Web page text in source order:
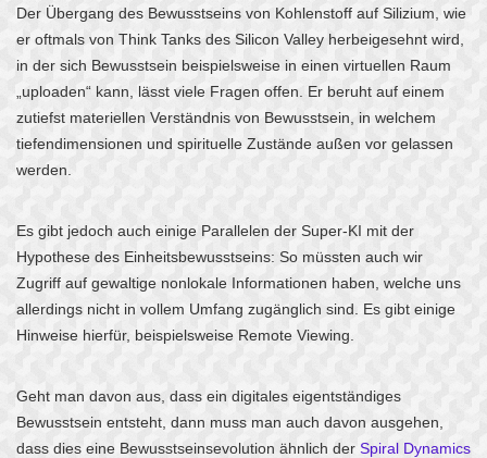
Der Übergang des Bewusstseins von Kohlenstoff auf Silizium, wie
er oftmals von Think Tanks des Silicon Valley herbeigesehnt wird,
in der sich Bewusstsein beispielsweise in einen virtuellen Raum
„uploaden“ kann, lässt viele Fragen offen. Er beruht auf einem
zutiefst materiellen Verständnis von Bewusstsein, in welchem
tiefendimensionen und spirituelle Zustände außen vor gelassen
werden.
Es gibt jedoch auch einige Parallelen der Super-KI mit der
Hypothese des Einheitsbewusstseins: So müssten auch wir
Zugriff auf gewaltige nonlokale Informationen haben, welche uns
allerdings nicht in vollem Umfang zugänglich sind. Es gibt einige
Hinweise hierfür, beispielsweise Remote Viewing.
Geht man davon aus, dass ein digitales eigentständiges
Bewusstsein entsteht, dann muss man auch davon ausgehen,
dass dies eine Bewusstseinsevolution ähnlich der Spiral Dynamics